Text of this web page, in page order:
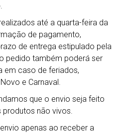
até a quarta-feira da
de pagamento,
de entrega estipulado pela
pedido também poderá ser
em caso de feriados,
e Carnaval.
que o envio seja feito
não vivos.
apenas ao receber a